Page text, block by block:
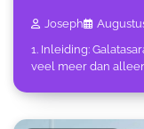
Joseph
1. Inleiding:
veel meer dan